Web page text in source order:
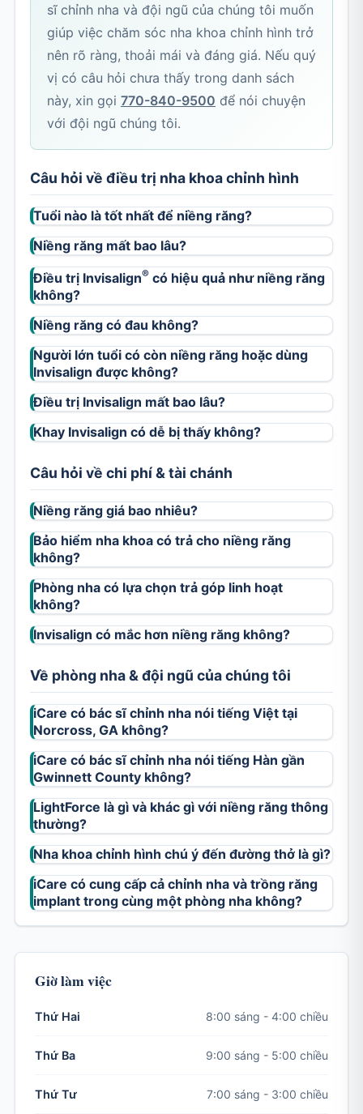
sĩ chỉnh nha và đội ngũ của chúng tôi muốn
giúp việc chăm sóc nha khoa chỉnh hình trở
nên rõ ràng, thoải mái và đáng giá. Nếu quý
vị có câu hỏi chưa thấy trong danh sách
này, xin gọi 770-840-9500 để nói chuyện
với đội ngũ chúng tôi.
Câu hỏi về điều trị nha khoa chỉnh hình
Tuổi nào là tốt nhất để niềng răng?
Niềng răng mất bao lâu?
Điều trị Invisalign® có hiệu quả như niềng răng
không?
Niềng răng có đau không?
Người lớn tuổi có còn niềng răng hoặc dùng
Invisalign được không?
Điều trị Invisalign mất bao lâu?
Khay Invisalign có dễ bị thấy không?
Câu hỏi về chi phí & tài chánh
Niềng răng giá bao nhiêu?
Bảo hiểm nha khoa có trả cho niềng răng
không?
Phòng nha có lựa chọn trả góp linh hoạt
không?
Invisalign có mắc hơn niềng răng không?
Về phòng nha & đội ngũ của chúng tôi
iCare có bác sĩ chỉnh nha nói tiếng Việt tại
Norcross, GA không?
iCare có bác sĩ chỉnh nha nói tiếng Hàn gần
Gwinnett County không?
LightForce là gì và khác gì với niềng răng thông
thường?
Nha khoa chỉnh hình chú ý đến đường thở là gì?
iCare có cung cấp cả chỉnh nha và trồng răng
implant trong cùng một phòng nha không?
Giờ làm việc
Thứ Hai 8:00 sáng - 4:00 chiều
Thứ Ba 9:00 sáng - 5:00 chiều
Thứ Tư 7:00 sáng - 3:00 chiều